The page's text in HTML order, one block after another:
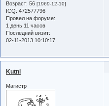
Возраст: 56 [1969-12-10]
ICQ: 472577796
Провел на форуме:
1 день 11 часов
Последний визит:
02-11-2013 10:10:17
Kutni
Магистр